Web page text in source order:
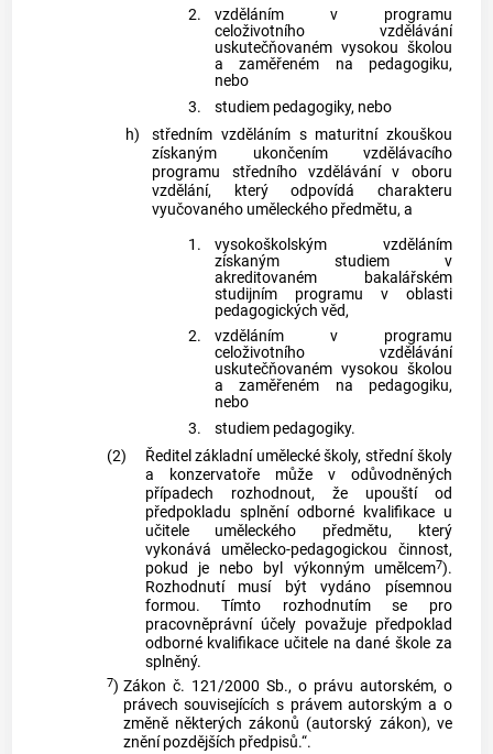
2.
vzděláním v programu
celoživotního vzdělávání
uskutečňovaném vysokou školou
a zaměřeném na pedagogiku,
nebo
3.
studiem pedagogiky, nebo
h)
středním vzděláním s maturitní zkouškou
získaným ukončením vzdělávacího
programu středního vzdělávání v oboru
vzdělání, který odpovídá charakteru
vyučovaného uměleckého předmětu, a
1.
vysokoškolským vzděláním
získaným studiem v
akreditovaném bakalářském
studijním programu v oblasti
pedagogických věd,
2.
vzděláním v programu
celoživotního vzdělávání
uskutečňovaném vysokou školou
a zaměřeném na pedagogiku,
nebo
3.
studiem pedagogiky.
(2)
Ředitel základní umělecké školy, střední školy
a konzervatoře může v odůvodněných
případech rozhodnout, že upouští od
předpokladu splnění odborné kvalifikace u
učitele uměleckého předmětu, který
vykonává umělecko-pedagogickou činnost,
pokud je nebo byl výkonným umělcem7).
Rozhodnutí musí být vydáno písemnou
formou. Tímto rozhodnutím se pro
pracovněprávní účely považuje předpoklad
odborné kvalifikace učitele na dané škole za
splněný.
7) Zákon č. 121/2000 Sb., o právu autorském, o
právech souvisejících s právem autorským a o
změně některých zákonů (autorský zákon), ve
znění pozdějších předpisů.“.